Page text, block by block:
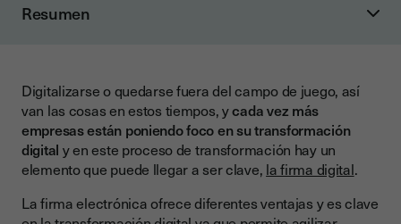
Resumen
Integración con Plataformas Digitales
2. Ahorro de Costes Operativos
Reducción del Uso de Papel y Materiales
3. Mejora de la Seguridad y Cumplimiento Normativo
Digitalizarse o quedarse fuera del campo de juego, así
van las cosas en estos tiempos, ycada vez más
empresas están poniendo foco en su transformación
digital y en este proceso de transformación hay un
elemento que puede llegar a ser clave, la firma digital.
La firma electrónica ofrece diferentes ventajas y es clave